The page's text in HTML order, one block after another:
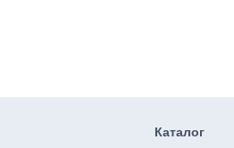
Каталог